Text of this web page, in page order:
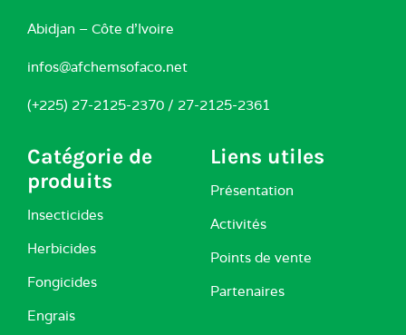
Abidjan – Côte d’Ivoire
infos@afchemsofaco.net
(+225) 27-2125-2370 / 27-2125-2361
Catégorie de
produits
Insecticides
Herbicides
Fongicides
Engrais
Liens utiles
Présentation
Activités
Points de vente
Partenaires